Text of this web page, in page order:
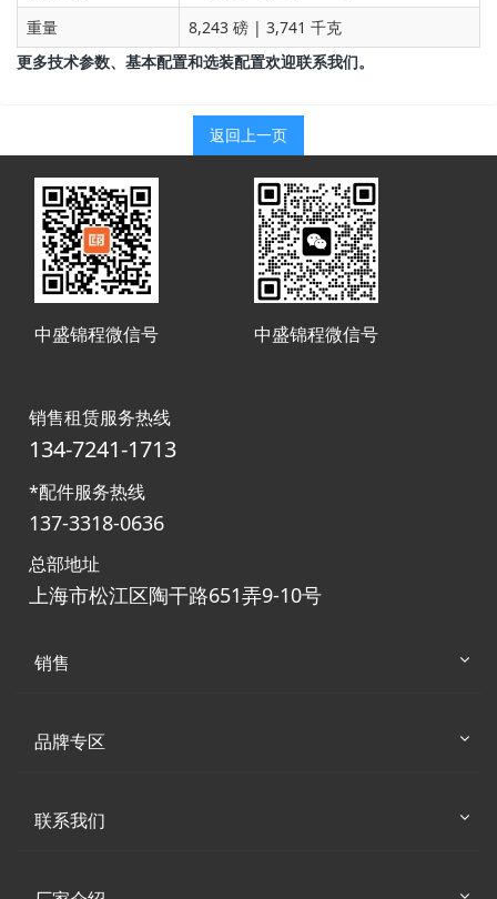
重量
8,243 磅 | 3,741 千克
更多技术参数、基本配置和选装配置欢迎联系我们。
返回上一页
中盛锦程微信号 中盛锦程微信号
销售租赁服务热线
134-7241-1713
*配件服务热线
137-3318-0636
总部地址
上海市松江区陶干路651弄9-10号
销售
品牌专区
联系我们